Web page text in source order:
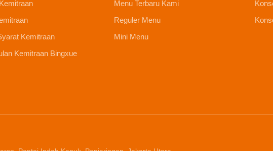
Kemitraan
Kemitraan Bingxue
Menu Terbaru Kami
Reguler Menu
Mini Menu